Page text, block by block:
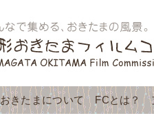
おきたまについて FCとは？